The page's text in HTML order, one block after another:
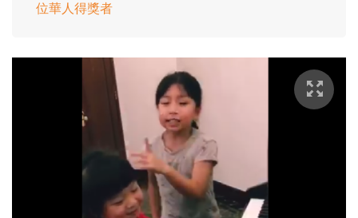
位華人得獎者